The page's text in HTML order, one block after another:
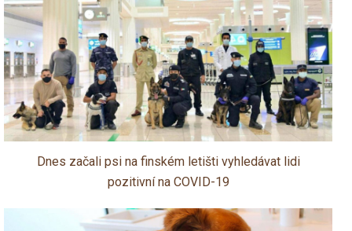
Dnes začali psi na finském letišti vyhledávat lidi
pozitivní na COVID-19